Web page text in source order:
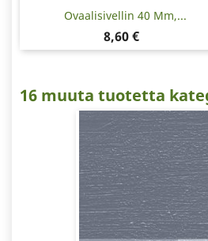
Ovaalisivellin 40 Mm,...
Hinta
8,60 €
16 muuta tuotetta